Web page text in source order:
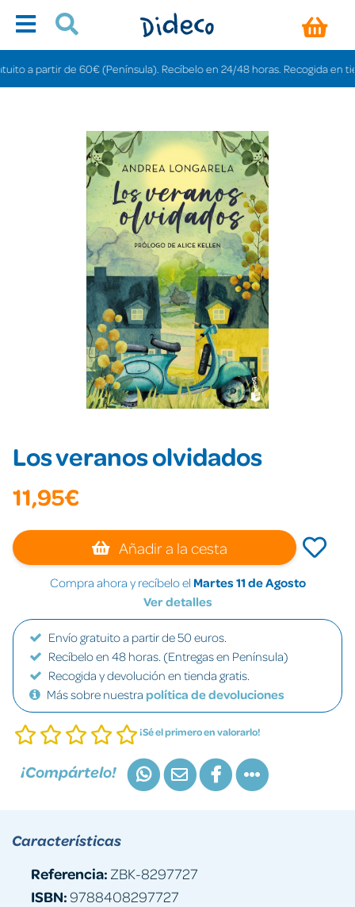
a partir de 60€ (Península). Recíbelo en 24/48 horas. Recogida en
Los veranos olvidados
11,95€
Añadir a la cesta
Compra ahora y recíbelo el Martes 11 de Agosto
Ver detalles
Envío gratuito a partir de 50 euros.
Recíbelo en 48 horas. (Entregas en Península)
Recogida y devolución en tienda gratis.
Más sobre nuestra política de devoluciones
¡Sé el primero en valorarlo!
¡Compártelo!
Características
Referencia: ZBK-8297727
ISBN:9788408297727